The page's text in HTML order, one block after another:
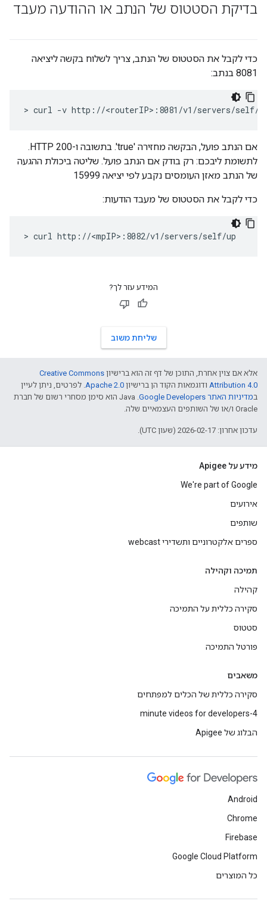
בדיקת הסטטוס של הנתב או ההודעה מעבד
כדי לקבל את הסטטוס של הנתב, צריך לשלוח בקשה ליציאה
8081 בנתב:
> curl -v http://<routerIP>:8081/v1/servers/self/
אם הנתב פועל, הבקשה מחזירה 'true'. בתשובה ו-HTTP 200.
לתשומת ליבכם: רק בודק אם הנתב פועל. שליטה ביכולת ההגעה
של הנתב מאזן העומסים נקבע לפי יציאה 15999
כדי לקבל את הסטטוס של מעבד הודעות:
> curl http://<mpIP>:8082/v1/servers/self/up
המידע עזר לך?
שליחת משוב
אלא אם צוין אחרת, התוכן של דף זה הוא ברישיון Creative Commons
Attribution 4.0 ודוגמאות הקוד הן ברישיון Apache 2.0. לפרטים, ניתן לעיין
במדיניות האתר Google Developers‏
.‏ Java הוא סימן מסחרי רשום של חברת
Oracle ו/או של השותפים העצמאיים שלה.
עדכון אחרון: 2026-02-17 (שעון UTC).
מידע על Apigee
We're part of Google
אירועים
שותפים
ספרים אלקטרוניים ותשדירי webcast
תמיכה וקהילה
קהילה
סקירה כללית על התמיכה
סטטוס
פורטל התמיכה
משאבים
סקירה כללית של הכלים למפתחים
4-minute videos for developers
הבלוג של Apigee
Android
Chrome
Firebase
Google Cloud Platform
כל המוצרים